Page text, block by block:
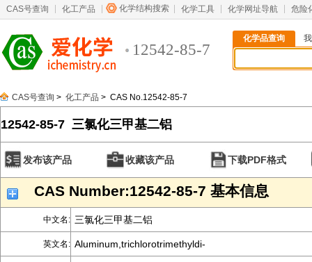
CAS号查询 化工产品 化学结构搜索 化学工具 化学网址导航 危险
12542-85-7
化学品查询
CAS号查询 > 化工产品 > CAS No.12542-85-7
12542-85-7 三氯化三甲基二铝
发布该产品 收藏该产品 下载PDF格式
CAS Number:12542-85-7 基本信息
中文名: 三氯化三甲基二铝
英文名: Aluminum,trichlorotrimethyldi-